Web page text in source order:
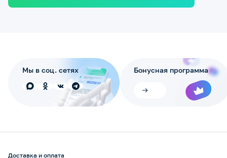
Мы в соц. сетях Бонусная программа
Доставка и оплата